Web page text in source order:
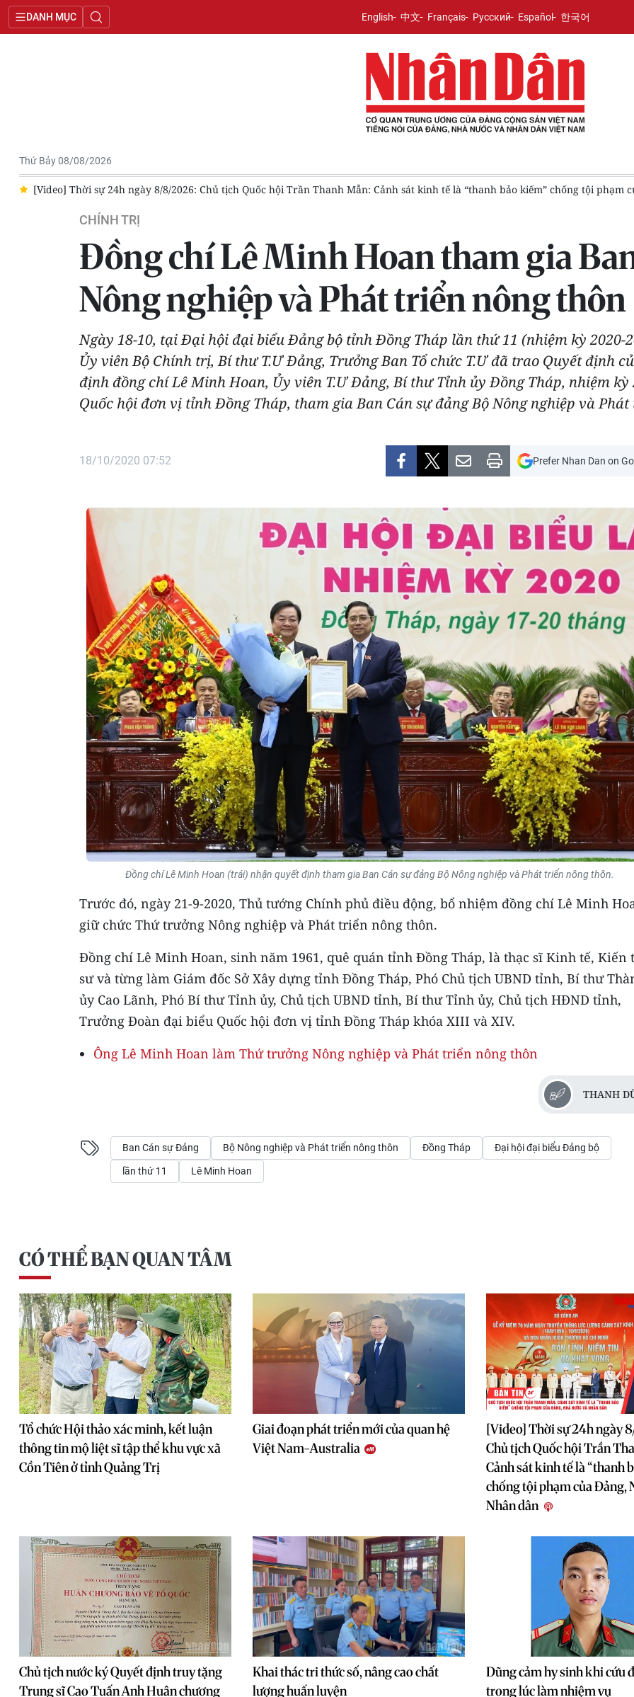
DANH MỤC English 中文 Français Русский Español 한국어
Thứ Bảy 08/08/2026
[Video] Thời sự 24h ngày 8/8/2026: Chủ tịch Quốc hội Trần Thanh Mẫn: Cảnh sát kinh tế là “thanh bảo kiếm” chống tội phạm
CHÍNH TRỊ
Đồng chí Lê Minh Hoan tham gia
Nông nghiệp và Phát triển nông thôn
Ngày 18-10, tại Đại hội đại biểu Đảng bộ tỉnh Đồng Tháp lần thứ 11 (nhiệm kỳ 2020-
Ủy viên Bộ Chính trị, Bí thư T.Ư Đảng, Trưởng Ban Tổ chức T.Ư đã trao Quyết định
định đồng chí Lê Minh Hoan, Ủy viên T.Ư Đảng, Bí thư Tỉnh ủy Đồng Tháp, nhiệm
Quốc hội đơn vị tỉnh Đồng Tháp, tham gia Ban Cán sự đảng Bộ Nông nghiệp và
18/10/2020 07:52 Prefer Nhan Dan on
Đồng chí Lê Minh Hoan (trái) nhận quyết định tham gia Ban Cán sự đảng Bộ Nông nghiệp và Phát triển nông thôn.
Trước đó, ngày 21-9-2020, Thủ tướng Chính phủ điều động, bổ nhiệm đồng chí Lê Minh
giữ chức Thứ trưởng Nông nghiệp và Phát triển nông thôn.
Đồng chí Lê Minh Hoan, sinh năm 1961, quê quán tỉnh Đồng Tháp, là thạc sĩ Kinh tế, Kiến
sư và từng làm Giám đốc Sở Xây dựng tỉnh Đồng Tháp, Phó Chủ tịch UBND tỉnh, Bí thư
ủy Cao Lãnh, Phó Bí thư Tỉnh ủy, Chủ tịch UBND tỉnh, Bí thư Tỉnh ủy, Chủ tịch HĐND tỉnh,
Trưởng Đoàn đại biểu Quốc hội đơn vị tỉnh Đồng Tháp khóa XIII và XIV.
Ông Lê Minh Hoan làm Thứ trưởng Nông nghiệp và Phát triển nông thôn
THANH
Ban Cán sự Đảng Bộ Nông nghiệp và Phát triển nông thôn Đồng Tháp Đại hội đại biểu Đảng bộ
lần thứ 11 Lê Minh Hoan
CÓ THỂ BẠN QUAN TÂM
Tổ chức Hội thảo xác minh, kết luận
thông tin mộ liệt sĩ tập thể khu vực xã
Cồn Tiên ở tỉnh Quảng Trị
Giai đoạn phát triển mới của quan hệ
Việt Nam-Australia
[Video] Thời sự 24h ngày
Chủ tịch Quốc hội Trần
Cảnh sát kinh tế là “thanh
chống tội phạm của Đảng,
Nhân dân
Chủ tịch nước ký Quyết định truy tặng
Trung sĩ Cao Tuấn Anh Huân chương
Khai thác tri thức số, nâng cao chất
lượng huấn luyện
Dũng cảm hy sinh khi cứu
trong lúc làm nhiệm vụ